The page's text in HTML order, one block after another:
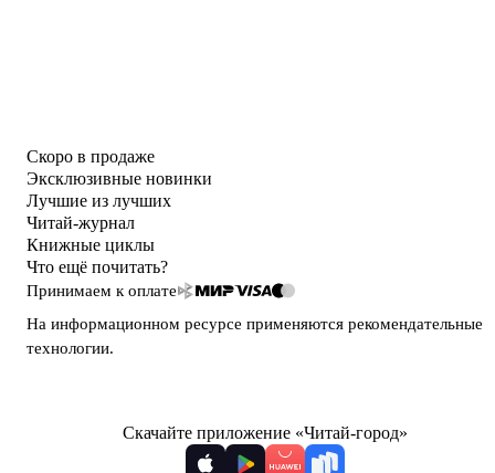
Скоро в продаже
Эксклюзивные новинки
Лучшие из лучших
Читай-журнал
Книжные циклы
Что ещё почитать?
Принимаем к оплате
На информационном ресурсе применяются рекомендательные
технологии.
Скачайте приложение «Читай-город»